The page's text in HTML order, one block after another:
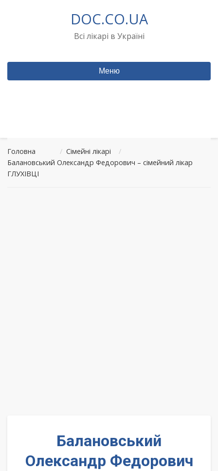
DOC.CO.UA
Всі лікарі в Україні
Меню
Головна / Сімейні лікарі
/
Балановський Олександр Федорович – сімейний лікар
ГЛУХІВЦІ
Балановський
Олександр Федорович